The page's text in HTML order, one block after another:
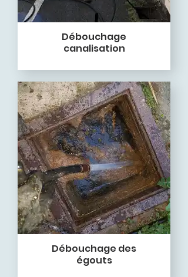
Débouchage
canalisation
Débouchage des
égouts